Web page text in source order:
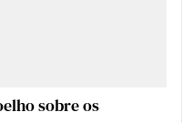
sobre os